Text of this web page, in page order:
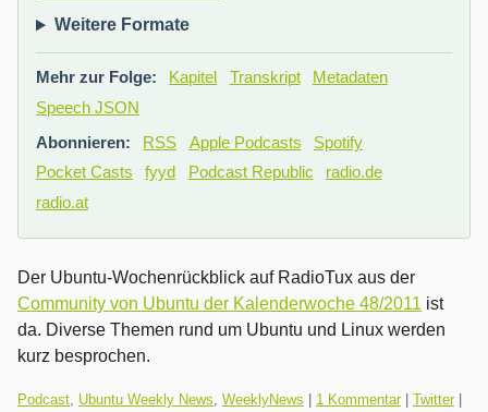
Weitere Formate
Mehr zur Folge: Kapitel Transkript
Metadaten
Speech JSON
Abonnieren:
RSS Apple Podcasts
Spotify
Pocket Casts
fyyd Podcast Republic
radio.de
radio.at
Der Ubuntu-Wochenrückblick auf RadioTux aus der
Community von Ubuntu der Kalenderwoche 48/2011 ist
da. Diverse Themen rund um Ubuntu und Linux werden
kurz besprochen.
Kategorien:
Podcast Ubuntu Weekly News WeeklyNews 1 Kommentar| Twitter|